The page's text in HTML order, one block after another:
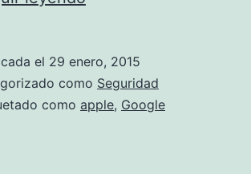
graves
en
el 29 enero, 2015
como Seguridad
como apple, Google